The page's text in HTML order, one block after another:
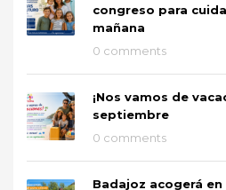
congreso para
mañana
0 comments
¡Nos vamos de
septiembre
0 comments
Badajoz acogerá